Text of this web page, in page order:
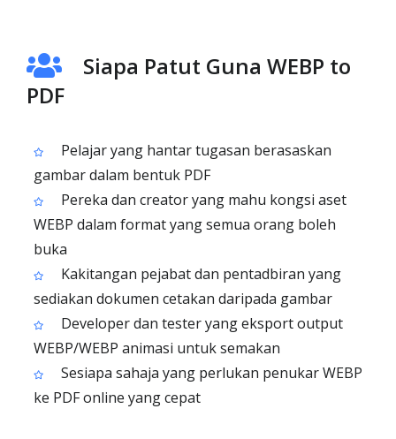
Siapa Patut Guna WEBP to
PDF
Pelajar yang hantar tugasan berasaskan
gambar dalam bentuk PDF
Pereka dan creator yang mahu kongsi aset
WEBP dalam format yang semua orang boleh
buka
Kakitangan pejabat dan pentadbiran yang
sediakan dokumen cetakan daripada gambar
Developer dan tester yang eksport output
WEBP/WEBP animasi untuk semakan
Sesiapa sahaja yang perlukan penukar WEBP
ke PDF online yang cepat